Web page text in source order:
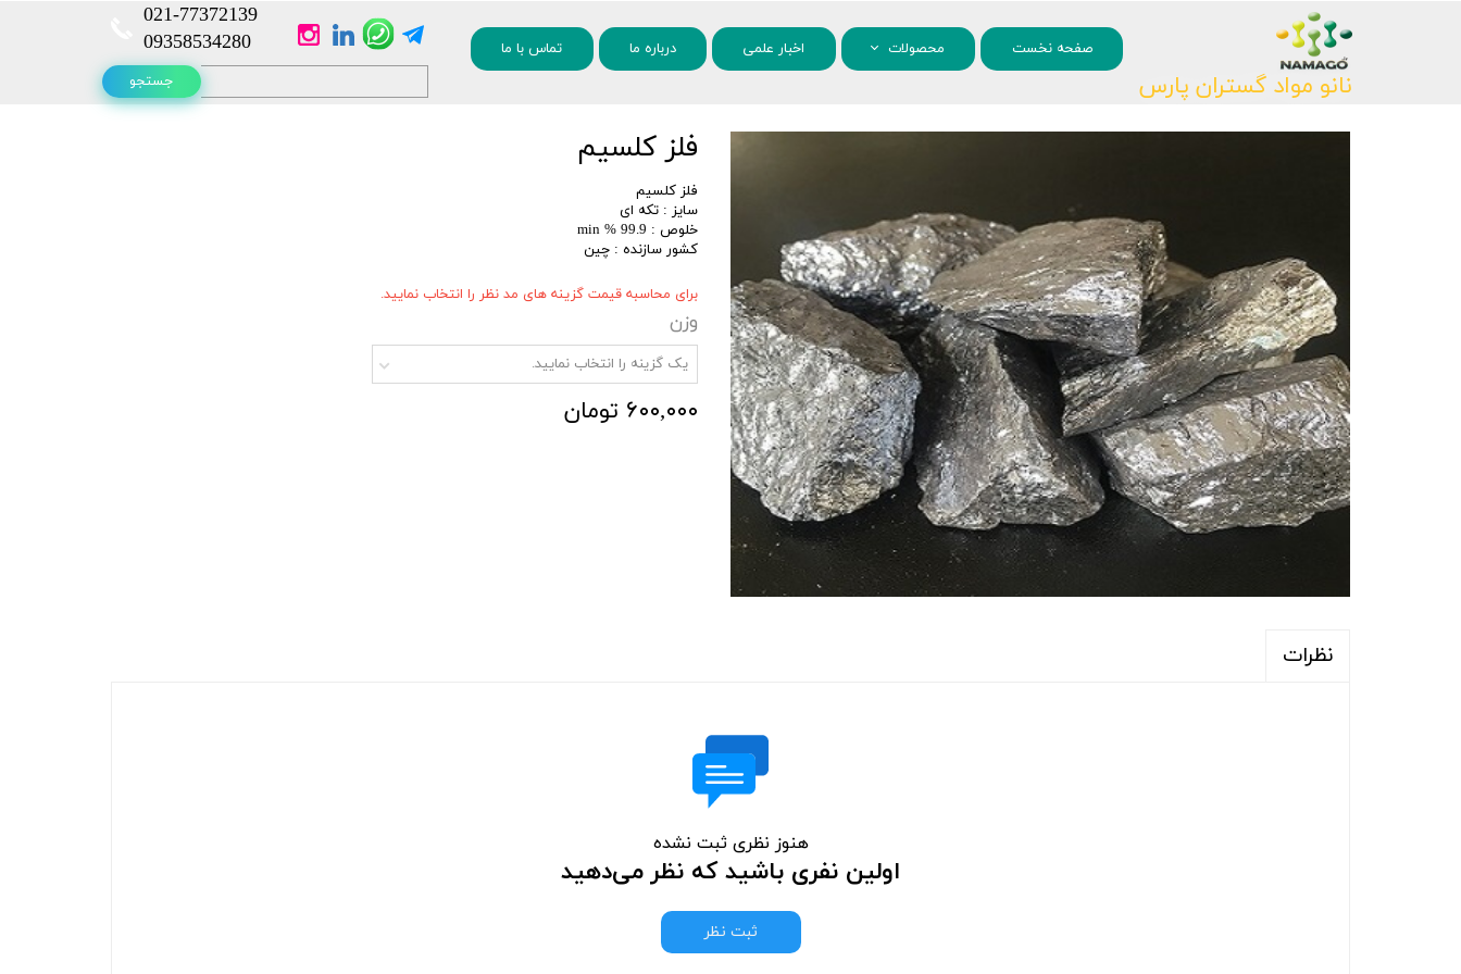
صفحه نخست محصولات اخبار علمی درباره ما تماس با ما
نانو مواد گستران پارس
021-77372139​​​​​​​
​​​​​​​09358534280
جستجو
۰
فلز کلسیم
۶۰۰,۰۰۰ تومان
برای محاسبه قیمت گزینه های مد نظر را انتخاب نمایید.
فلز کلسیم
سایز : تکه ای
خلوص : 99.9 % min
کشور سازنده : چین
وزن
یک گزینه را انتخاب نمایید.
نظرات
هنوز نظری ثبت نشده
اولین نفری باشید که نظر می‌دهید
ثبت نظر